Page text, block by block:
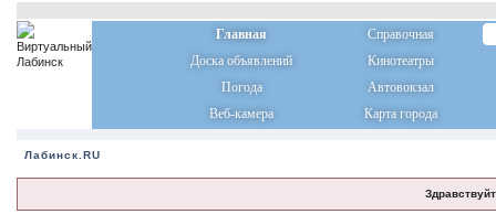
Главная
Справочная
Доска объявлений
Кинотеатры
Погода
Автовокзал
Веб-камера
Карта города
Лабинск.RU